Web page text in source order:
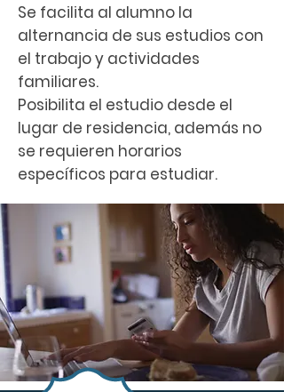
Se facilita al alumno la
alternancia de sus estudios con
el trabajo y actividades
familiares.
Posibilita el estudio desde el
lugar de residencia, además no
se requieren horarios
específicos para estudiar.